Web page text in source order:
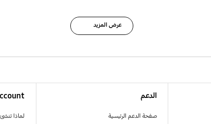
عرض المزيد
الدعم
صفحة الدعم الرئيسية
لماذا تنشئ Samsung Account